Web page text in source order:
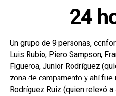
24
Un grupo de 9 personas,
Luis Rubio, Piero Sampson,
Figueroa, Junior Rodríguez
zona de campamento y ahí fue
Rodríguez Ruiz (quien relevó